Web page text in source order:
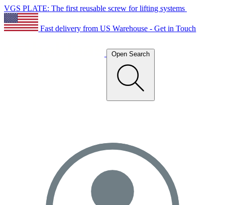
VGS PLATE: The first reusable screw for lifting systems
Fast delivery from US Warehouse - Get in Touch
Open Search